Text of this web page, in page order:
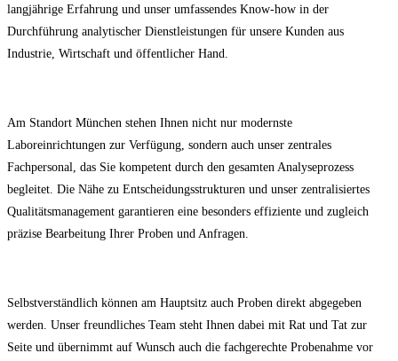
langjährige Erfahrung und unser umfassendes Know-how in der
Durchführung analytischer Dienstleistungen für unsere Kunden aus
Industrie, Wirtschaft und öffentlicher Hand.
Am Standort München stehen Ihnen nicht nur modernste
Laboreinrichtungen zur Verfügung, sondern auch unser zentrales
Fachpersonal, das Sie kompetent durch den gesamten Analyseprozess
begleitet. Die Nähe zu Entscheidungsstrukturen und unser zentralisiertes
Qualitätsmanagement garantieren eine besonders effiziente und zugleich
präzise Bearbeitung Ihrer Proben und Anfragen.
Selbstverständlich können am Hauptsitz auch Proben direkt abgegeben
werden. Unser freundliches Team steht Ihnen dabei mit Rat und Tat zur
Seite und übernimmt auf Wunsch auch die fachgerechte Probenahme vor